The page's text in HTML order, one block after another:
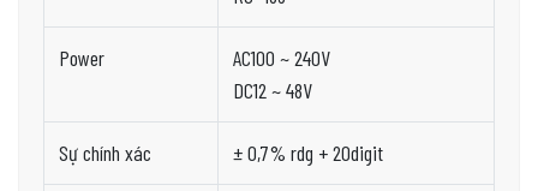
Power
AC100 ~ 240V
DC12 ~ 48V
Sự chính xác ± 0,7% rdg + 20digit